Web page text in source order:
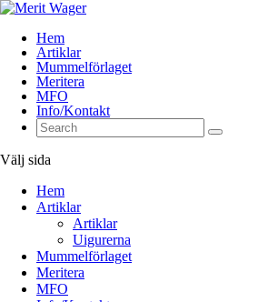
Hem
Artiklar
Mummelförlaget
Meritera
MFO
Info/Kontakt
Välj sida
Hem
Artiklar
Artiklar
Uigurerna
Mummelförlaget
Meritera
MFO